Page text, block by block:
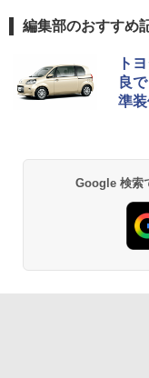
編集部のおすすめ
ト
良
準
Google 検索